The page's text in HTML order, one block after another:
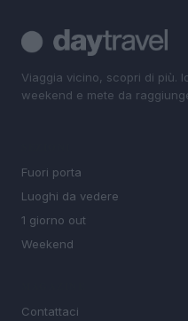
Viaggia vicino, scopri di più.
weekend e mete da
Fuori porta
Luoghi da vedere
1 giorno out
Weekend
Contattaci